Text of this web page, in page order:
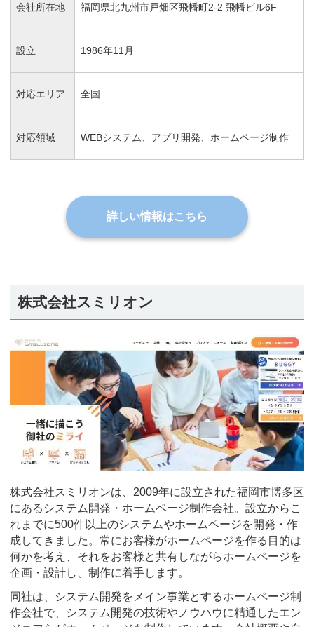
会社所在地 福岡県北九州市戸畑区飛幡町2-2 飛幡ビル6F
設立 1986年11月
対応エリア 全国
対応領域 WEBシステム、アプリ開発、ホームページ制作
詳しい情報はこちら
株式会社スミリオン
株式会社スミリオンは、2009年に設立された福岡市博多区
にあるシステム開発・ホームページ制作会社。設立からこ
れまでに500件以上のシステムやホームページを開発・作
成してきました。常にお客様がホームページを作る目的は
何かを考え、それをお客様と共有しながらホームページを
企画・設計し、制作に着手します。
同社は、システム開発をメイン事業とするホームページ制
作会社で、システム開発の技術やノウハウに精通したエン